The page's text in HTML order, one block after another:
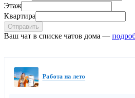
Этаж
Квартира
Отправить
Ваш чат в списке чатов дома —
Работа на лето